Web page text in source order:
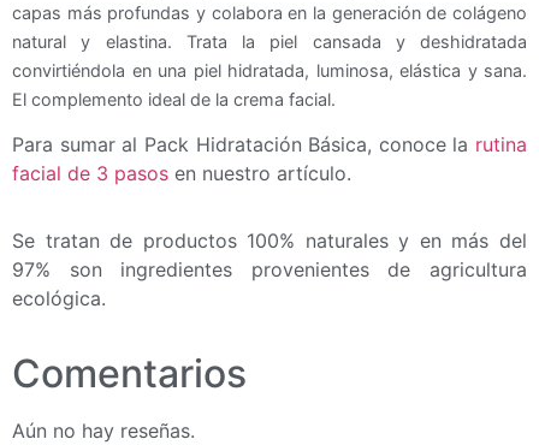
capas más profundas y colabora en la generación de colágeno
natural y elastina. Trata la piel cansada y deshidratada
convirtiéndola en una piel hidratada, luminosa, elástica y sana.
El complemento ideal de la crema facial.
Para sumar al Pack Hidratación Básica, conoce la rutina
facial de 3 pasos en nuestro artículo.
Se tratan de productos 100% naturales y en más del
97% son ingredientes provenientes de agricultura
ecológica.
Comentarios
Aún no hay reseñas.